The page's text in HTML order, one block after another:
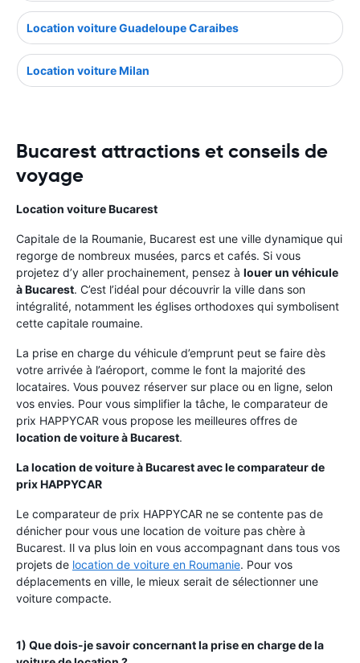
Location voiture Guadeloupe Caraibes
Location voiture Milan
Bucarest attractions et conseils de
voyage
Location voiture Bucarest
Capitale de la Roumanie, Bucarest est une ville dynamique qui
regorge de nombreux musées, parcs et cafés. Si vous
projetez d’y aller prochainement, pensez à louer un véhicule
à Bucarest. C’est l’idéal pour découvrir la ville dans son
intégralité, notamment les églises orthodoxes qui symbolisent
cette capitale roumaine.
La prise en charge du véhicule d’emprunt peut se faire dès
votre arrivée à l’aéroport, comme le font la majorité des
locataires. Vous pouvez réserver sur place ou en ligne, selon
vos envies. Pour vous simplifier la tâche, le comparateur de
prix HAPPYCAR vous propose les meilleures offres de
location de voiture à Bucarest.
La location de voiture à Bucarest avec le comparateur de
prix HAPPYCAR
Le comparateur de prix HAPPYCAR ne se contente pas de
dénicher pour vous une location de voiture pas chère à
Bucarest. Il va plus loin en vous accompagnant dans tous vos
projets de location de voiture en Roumanie. Pour vos
déplacements en ville, le mieux serait de sélectionner une
voiture compacte.
1) Que dois-je savoir concernant la prise en charge de la